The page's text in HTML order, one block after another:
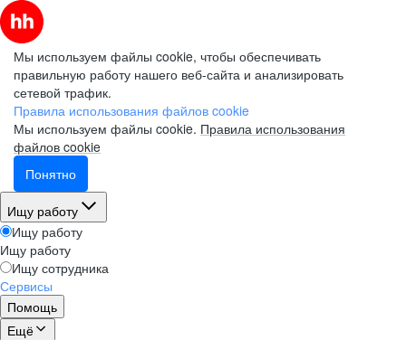
Мы используем файлы cookie, чтобы обеспечивать
правильную работу нашего веб-сайта и анализировать
сетевой трафик.
Правила использования файлов cookie
Мы используем файлы cookie. Правила использования
файлов cookie
Понятно
Ищу работу
Ищу работу
Ищу работу
Ищу сотрудника
Сервисы
Помощь
Ещё